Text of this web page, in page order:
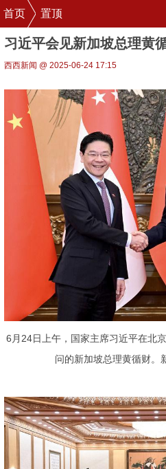
首页 置顶
习近平会见新加坡总理黄
西西新闻 @ 2025-06-24 17:15
6月24日上午，国家主席习近平在北
问的新加坡总理黄循财。